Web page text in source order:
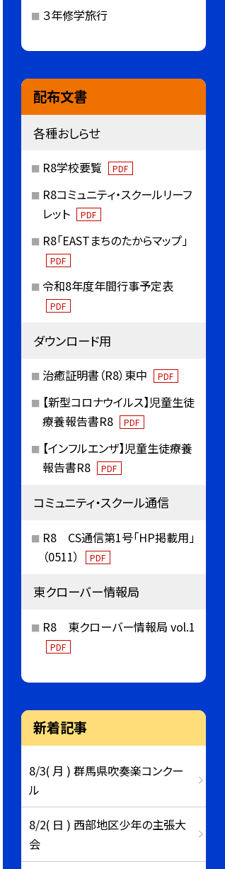
３年修学旅行
配布文書
各種おしらせ
R8学校要覧 PDF
R8コミュニティ・スクールリーフ
レット
PDF
R8「EASTまちのたからマップ」
PDF
令和8年度年間行事予定表
PDF
ダウンロード用
治癒証明書（R8）東中 PDF
【新型コロナウイルス】児童生徒
療養報告書R8
PDF
【インフルエンザ】児童生徒療養
報告書R8
PDF
コミュニティ・スクール通信
R8 CS通信第1号「HP掲載用」
（0511）
PDF
東クローバー情報局
R8 東クローバー情報局 vol.1
PDF
新着記事
8/3( 月 ) 群馬県吹奏楽コンクー
ル
8/2( 日 ) 西部地区少年の主張大
会